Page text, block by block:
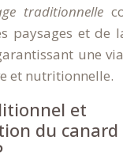
traditionnelle
paysages et de
une
et nutritionnelle.
et
du canard